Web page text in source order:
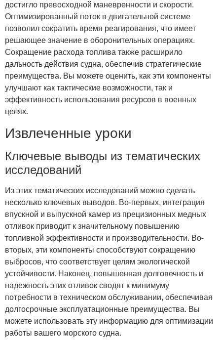
достигло превосходной маневренности и скорости.
Оптимизированный поток в двигательной системе
позволил сократить время реагирования, что имеет
решающее значение в оборонительных операциях.
Сокращение расхода топлива также расширило
дальность действия судна, обеспечив стратегические
преимущества. Вы можете оценить, как эти компоненты
улучшают как тактические возможности, так и
эффективность использования ресурсов в военных
целях.
Извлеченные уроки
Ключевые выводы из тематических
исследований
Из этих тематических исследований можно сделать
несколько ключевых выводов. Во-первых, интеграция
впускной и выпускной камер из прецизионных медных
отливок приводит к значительному повышению
топливной эффективности и производительности. Во-
вторых, эти компоненты способствуют сокращению
выбросов, что соответствует целям экологической
устойчивости. Наконец, повышенная долговечность и
надежность этих отливок сводят к минимуму
потребности в техническом обслуживании, обеспечивая
долгосрочные эксплуатационные преимущества. Вы
можете использовать эту информацию для оптимизации
работы вашего морского судна.